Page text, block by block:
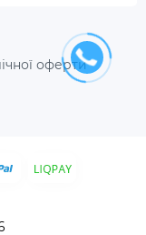
оферти